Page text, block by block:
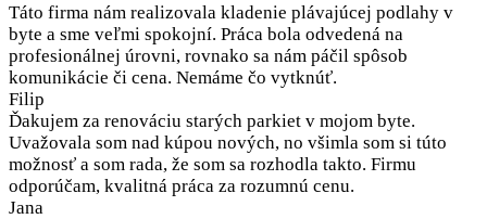
Táto firma nám realizovala kladenie plávajúcej podlahy v
byte a sme veľmi spokojní. Práca bola odvedená na
profesionálnej úrovni, rovnako sa nám páčil spôsob
komunikácie či cena. Nemáme čo vytknúť.
Filip
Ďakujem za renováciu starých parkiet v mojom byte.
Uvažovala som nad kúpou nových, no všimla som si túto
možnosť a som rada, že som sa rozhodla takto. Firmu
odporúčam, kvalitná práca za rozumnú cenu.
Jana